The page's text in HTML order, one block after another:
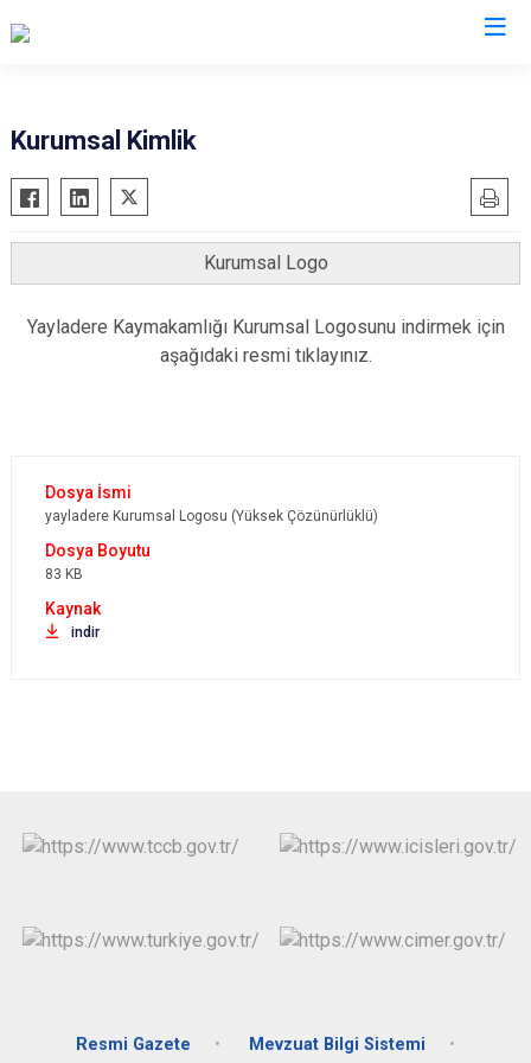
Adaklı
Genç
Solhan
Kurumsal Kimlik
Kurumsal Logo
Yayladere Kaymakamlığı Kurumsal Logosunu indirmek için
aşağıdaki resmi tıklayınız.
yayladere Kurumsal Logosu (Yüksek Çözünürlüklü)
83 KB
indir
Resmi Gazete Mevzuat Bilgi Sistemi